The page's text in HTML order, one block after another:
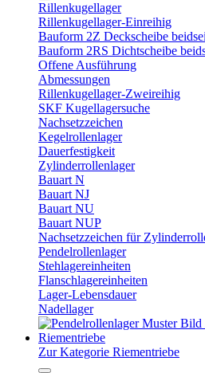
Rillenkugellager
Rillenkugellager-Einreihig
Bauform 2Z Deckscheibe
Bauform 2RS Dichtscheibe
Offene Ausführung
Abmessungen
Rillenkugellager-Zweireihig
SKF Kugellagersuche
Nachsetzzeichen
Kegelrollenlager
Dauerfestigkeit
Zylinderrollenlager
Bauart N
Bauart NJ
Bauart NU
Bauart NUP
Nachsetzzeichen für
Pendelrollenlager
Stehlagereinheiten
Flanschlagereinheiten
Lager-Lebensdauer
Nadellager
Riementriebe
Zur Kategorie Riementriebe